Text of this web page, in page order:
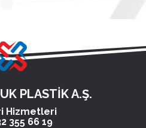
PLASTİK A.Ş.
Hizmetleri
355 66 19